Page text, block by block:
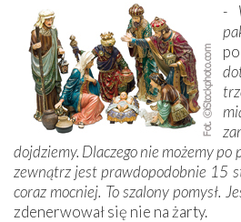
-
dojdziemy. Dlaczego nie możemy po
zewnątrz jest prawdopodobnie 15
coraz mocniej. To szalony pomysł.
zdenerwował się nie na żarty.